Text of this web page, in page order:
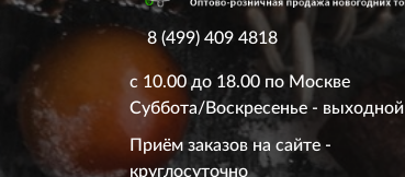
8 (499) 409 4818
с 10.00 до 18.00 по Москве
Суббота/Воскресенье - выходной
Приём заказов на сайте -
круглосуточно